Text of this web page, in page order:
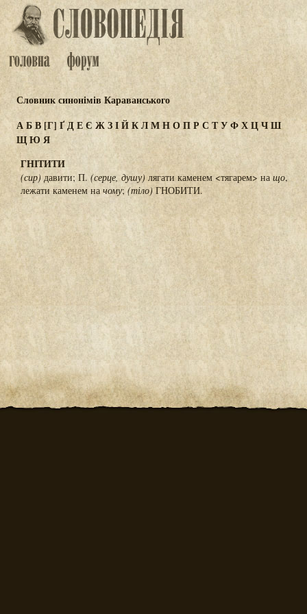
Словник синонімів Караванського
АБВ[Г] ҐДЕЄ ЖЗІЙКЛМНОПР С ТУФХЦЧШ
ЩЮ Я
ГНІТИТИ
(сир) давити; П. (серце, душу) лягати каменем <тягарем> на що,
лежати каменем на чому; (тіло)ГНОБИТИ.